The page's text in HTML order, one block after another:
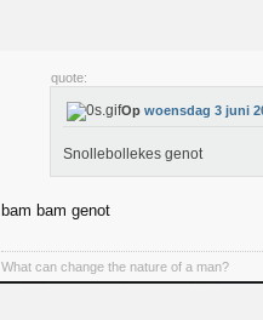
quote:
Op woensdag 3 juni
Snollebollekes genot
bam bam genot
What can change the nature of a man?